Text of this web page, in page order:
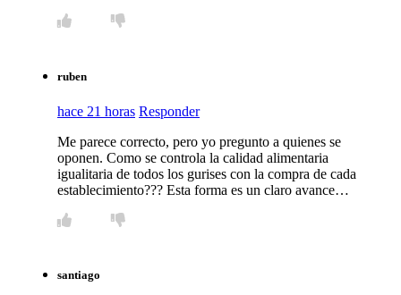
ruben
hace 21 horas Responder
Me parece correcto, pero yo pregunto a quienes se
oponen. Como se controla la calidad alimentaria
igualitaria de todos los gurises con la compra de cada
establecimiento??? Esta forma es un claro avance…
santiago